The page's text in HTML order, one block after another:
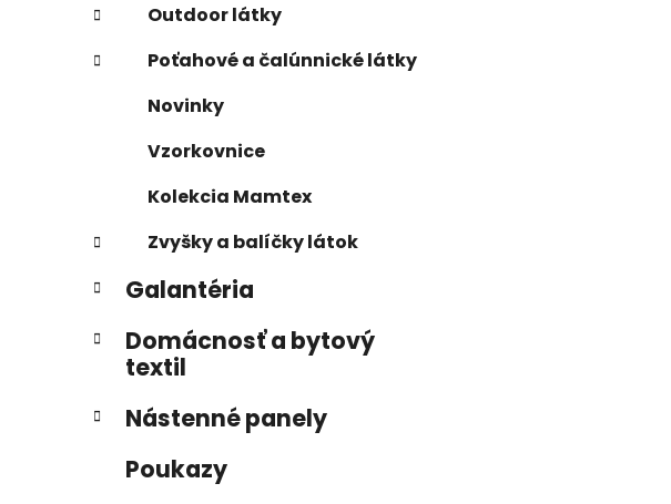
Outdoor látky
Poťahové a čalúnnické látky
Novinky
Vzorkovnice
Kolekcia Mamtex
Zvyšky a balíčky látok
Galantéria
Domácnosť a bytový
textil
Nástenné panely
Poukazy